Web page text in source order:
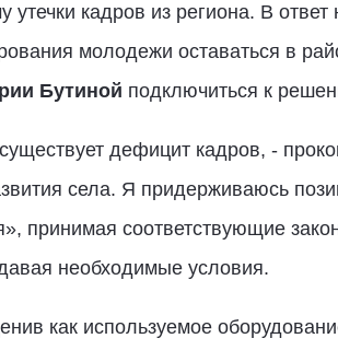
кадров из региона. В ответ
молодежи оставаться в
Бутиной подключиться к
дефицит кадров, -
села. Я придерживаюсь
принимая соответствующие
необходимые условия.
как используемое